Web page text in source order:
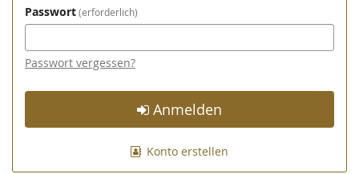
Passwort erforderlich
Passwort vergessen?
Anmelden
Konto erstellen